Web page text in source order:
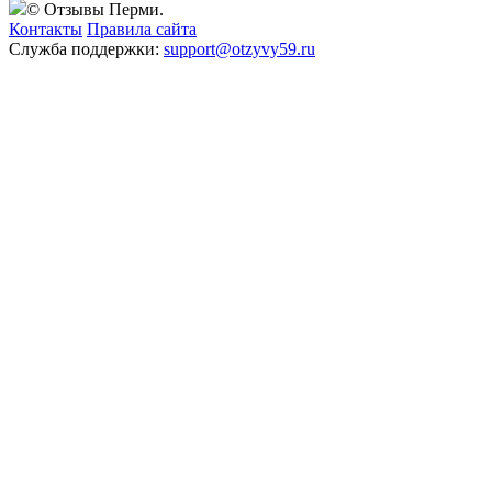
© Отзывы Перми.
Контакты Правила сайта
Служба поддержки: support@otzyvy59.ru